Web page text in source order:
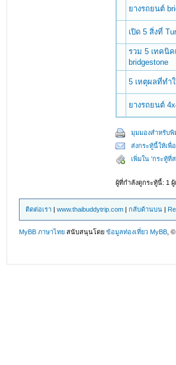
ยางรถยนต์
เปิด 5 สิ่งที่
รวม 5 เทคนิ
bridgestone
5 เหตุผลที่ทำ
ยางรถยนต์
มุมมองสำหรับพิ
ส่งกระทู้นี้ให้เพื่
เพิ่มใน 'กระทู้ที่
ผู้ที่กำลังดูกระทู้นี้: 1 ผู้
ติดต่อเรา |www.thaibuddytrip.com |กลับด้านบน |
MyBB ภาษาไทย สนับสนุนโดยข้อมูลท่องเที่ยว MyBB ,